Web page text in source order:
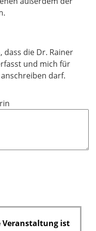
die Dr. Rainer
und mich für
darf.
Veranstaltung ist